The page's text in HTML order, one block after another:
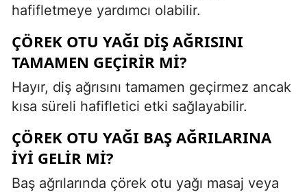
hafifletmeye yardımcı olabilir.
ÇÖREK OTU YAĞI DIŞ AĞRISINI
TAMAMEN GEÇIRIR MI?
Hayır, diş ağrısını tamamen geçirmez ancak
kısa süreli hafifletici etki sağlayabilir.
ÇÖREK OTU YAĞI BAŞ AĞRILARINA
IYI GELIR MI?
Baş ağrılarında çörek otu yağı masaj veya